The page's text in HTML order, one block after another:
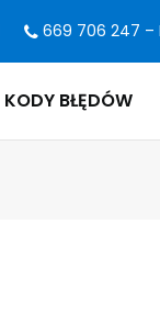
669 706 247 –
KODY BŁĘDÓW